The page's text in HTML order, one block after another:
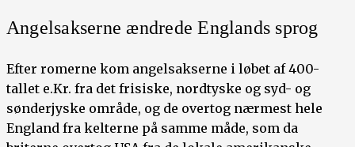
Angelsakserne ændrede Englands sprog
Efter romerne kom angelsakserne i løbet af 400-
tallet e.Kr. fra det frisiske, nordtyske og syd- og
sønderjyske område, og de overtog nærmest hele
England fra kelterne på samme måde, som da